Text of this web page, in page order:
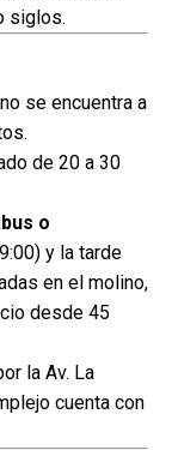
siglos.
se encuentra a
de 20 a 30
o
y la tarde
en el molino,
desde 45
la Av. La
cuenta con